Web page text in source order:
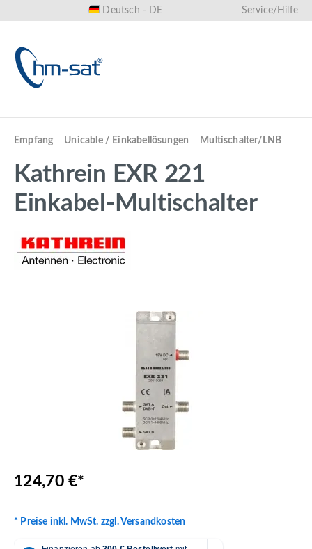
Deutsch - DE Service/Hilfe
Empfang Unicable / Einkabellösungen Multischalter/LNB
Kathrein EXR 221
Einkabel-Multischalter
Bildergalerie überspringen
124,70 €*
* Preise inkl. MwSt. zzgl. Versandkosten